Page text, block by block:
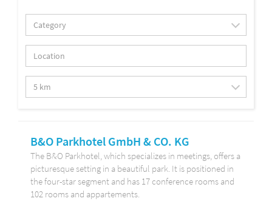
B&O Parkhotel GmbH & CO. KG
The B&O Parkhotel, which specializes in meetings, offers a
picturesque setting in a beautiful park. It is positioned in
the four-star segment and has 17 conference rooms and
102 rooms and appartements.